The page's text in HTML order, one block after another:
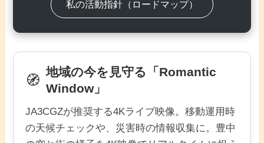
私の活動指針（ロードマップ）
🧭 地域の今を見守る「Romantic
Window」
JA3CGZが推奨する4Kライブ映像。移動運用時
の天候チェックや、災害時の情報収集に。豊中